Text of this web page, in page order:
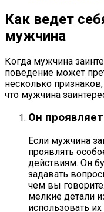
Как ведет
мужчина
Когда мужчина
поведение может
несколько
что мужчина
Он
Если мужчина
проявлять
действиям. Он
задавать
чем вы
мелкие детали
использовать